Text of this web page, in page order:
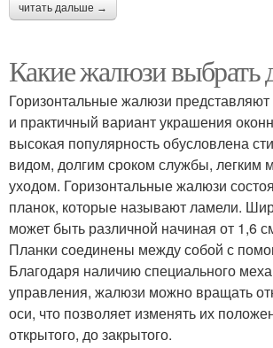
читать дальше →
Какие жалюзи выбрать
Горизонтальные жалюзи
и практичный вариант украшения
высокая популярность обусловлена
видом, долгим сроком службы, легким
уходом. Горизонтальные жалюзи
планок, которые называют ламели.
может быть различной начиная от 1,6
Планки соединены между собой с
Благодаря наличию специального
управления, жалюзи можно вращать
оси, что позволяет изменять их
открытого, до закрытого.